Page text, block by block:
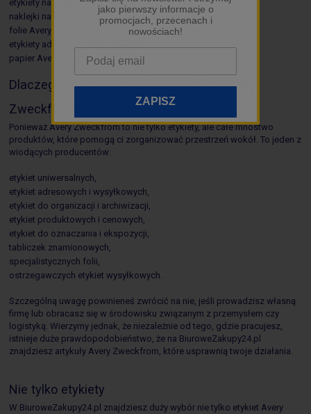
etykiety na przyprawy do druku,
naklejki na słoiki z przyprawami do wydruku,
folie Avery,
etykiety adresowe samoprzylepne,
papier Avery Zweckform.
Dlaczego warto postawić na produkty Avery
Zweckfrom?
Ponieważ Avery Zweckfrom to nie tylko etykiety, ale całe mnóstwo
produktów, które pomogą ci zorganizować przestrzeń wokół. To jeden z
wiodących producentów:
etykiet uniwersalnych,
etykiet adresowych i wysyłkowych,
etykiet do organizacji i archiwizacji,
etykiet produktowych i cenowych,
etykiet do oznaczania i ekspozycji,
tabliczek znamionowych,
specjalistycznych folii,
ostrzegawczych etykiet wysyłkowych.
Szczególną uwagę powinieneś zwrócić na nie, jeśli prowadzisz własną
firmę lub obracasz się w środowisku związanym z przemysłem czy
logistyką. Wierzymy jednak, że niezależnie od tego, gdzie pracujesz,
istnieje duże prawdopodobieństwo, że na BiuroweZakupy24.pl
znajdziesz artykuły Avery Zweckfrom, które usprawnią twoje działania.
Nie tylko etykiety
W BiuroweZakupy24.pl znajdziesz duży wybór nie tylko etykiet Avery
jako pierwszy informacje o
promocjach, przecenach i
nowościach!
ZAPISZ